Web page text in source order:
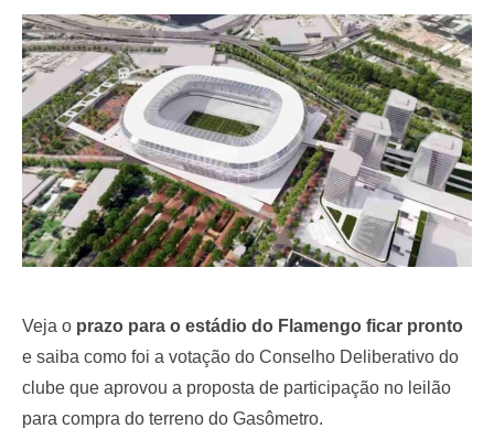
d
o
n
Veja o prazo para o estádio do Flamengo ficar pronto
e saiba como foi a votação do Conselho Deliberativo do
clube que aprovou a proposta de participação no leilão
para compra do terreno do Gasômetro.